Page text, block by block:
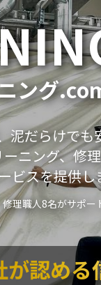
ング
だらけでも
ニング、修
ビスを提供し
理職人8名がサポー
認める